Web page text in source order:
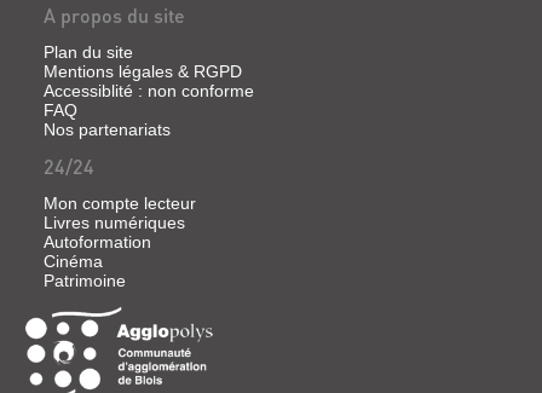
de
jeunesse.
L'auteur
donne
les
lignes
de
force
d'une
production
exubérante,
en
indique
les
sources
dans
tradition
du
conte.
Les
A propos du site
Plan du site
Mentions légales & RGPD
Accessiblité : non conforme
FAQ
Nos partenariats
24/24
Mon compte lecteur
Livres numériques
Autoformation
Cinéma
Patrimoine